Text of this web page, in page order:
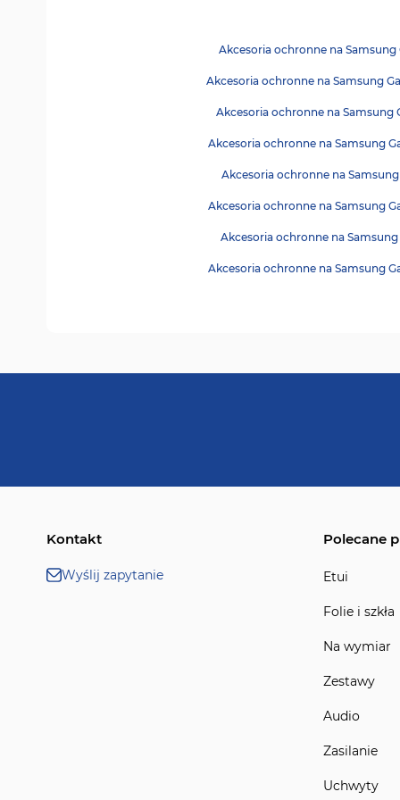
Akcesoria ochronne na Samsung
Akcesoria ochronne na Samsung
Akcesoria ochronne na Samsung
Akcesoria ochronne na Samsung
Akcesoria ochronne na Samsung
Akcesoria ochronne na Samsung
Akcesoria ochronne na Samsung
Akcesoria ochronne na Samsung
Kontakt
Wyślij zapytanie
Polecane
Etui
Folie i szkła
Na wymiar
Zestawy
Audio
Zasilanie
Uchwyty